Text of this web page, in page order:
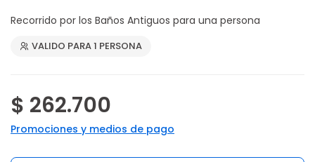
Recorrido por los Baños Antiguos para una persona
VALIDO PARA 1 PERSONA
$ 262.700
Promociones y medios de pago